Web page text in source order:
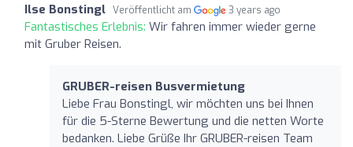
Ilse Bonstingl Veröffentlicht am 3 years ago
Fantastisches Erlebnis: Wir fahren immer wieder gerne
mit Gruber Reisen.
GRUBER-reisen Busvermietung
Liebe Frau Bonstingl, wir möchten uns bei Ihnen
für die 5-Sterne Bewertung und die netten Worte
bedanken. Liebe Grüße Ihr GRUBER-reisen Team